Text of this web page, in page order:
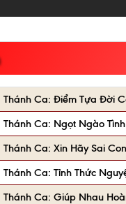
Thánh Ca: Điểm Tựa Đời
Thánh Ca: Ngọt Ngào
Thánh Ca: Xin Hãy Sai
Thánh Ca: Tỉnh Thức
Thánh Ca: Giúp Nhau